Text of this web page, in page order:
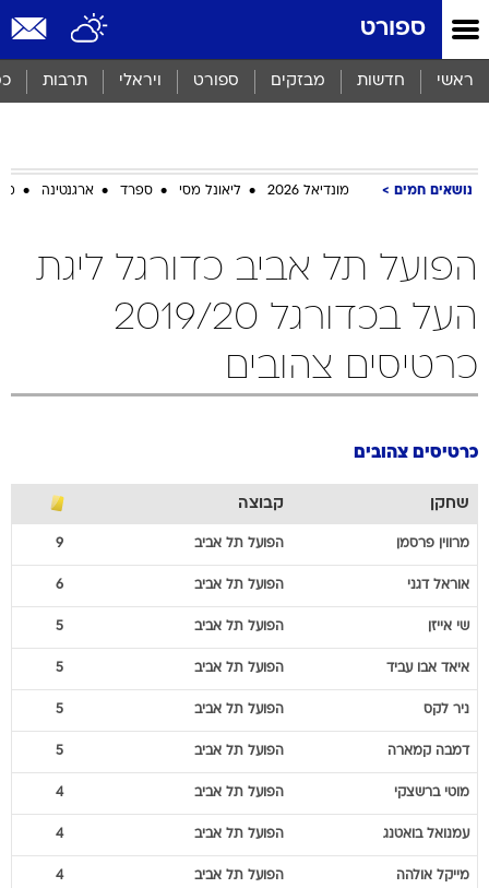
ספורט
ראשי חדשות מבזקים ספורט ויראלי תרבות
נושאים חמים מונדיאל 2026 ליאונל מסי ספרד ארגנטינה
הפועל תל אביב כדורגל ליגת
העל בכדורגל 2019/20
כרטיסים צהובים
כרטיסים צהובים
שחקן קבוצה
מרווין פרסמן הפועל תל אביב 9
אוראל דגני הפועל תל אביב 6
שי אייזן הפועל תל אביב 5
איאד אבו עביד הפועל תל אביב 5
ניר לקס הפועל תל אביב 5
דמבה קמארה הפועל תל אביב 5
מוטי ברשצקי הפועל תל אביב 4
עמנואל בואטנג הפועל תל אביב 4
מייקל אולהה הפועל תל אביב 4